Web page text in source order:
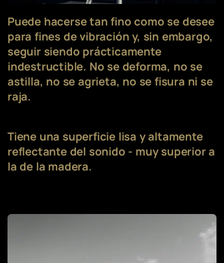
Puede hacerse tan fino como se desee
para fines de vibración y, sin embargo,
seguir siendo prácticamente
indestructible. No se deforma, no se
astilla, no se agrieta, no se fisura ni se
raja.
Tiene una superficie lisa y altamente
reflectante del sonido - muy superior a
la de la madera.